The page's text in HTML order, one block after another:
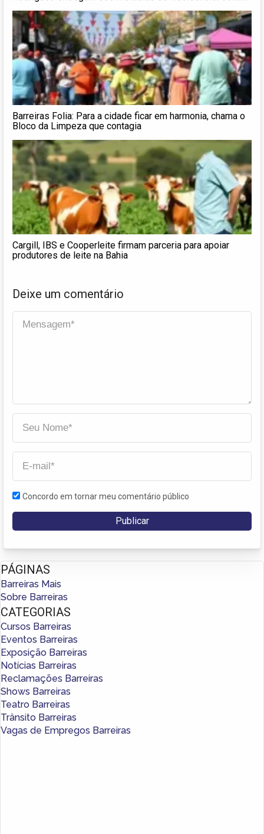
Barreiras Folia: Para a cidade ficar em harmonia, chama o
Bloco da Limpeza que contagia
Cargill, IBS e Cooperleite firmam parceria para apoiar
produtores de leite na Bahia
Deixe um comentário
Concordo em tornar meu comentário público
PÁGINAS
Barreiras Mais
Sobre Barreiras
CATEGORIAS
Cursos Barreiras
Eventos Barreiras
Exposição Barreiras
Notícias Barreiras
Reclamações Barreiras
Shows Barreiras
Teatro Barreiras
Trânsito Barreiras
Vagas de Empregos Barreiras